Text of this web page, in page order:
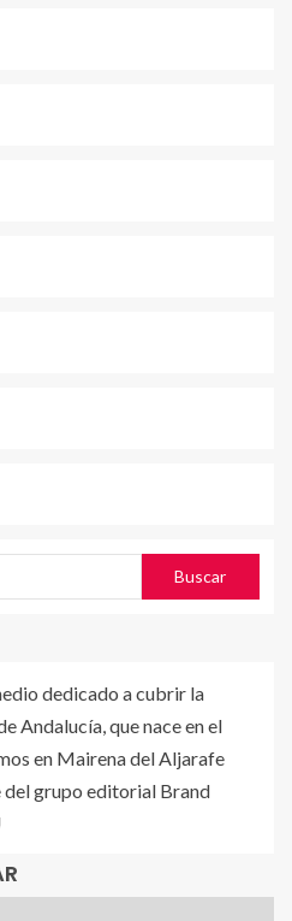
dedicado a cubrir la
Andalucía, que nace en el
en Mairena del Aljarafe
grupo editorial Brand